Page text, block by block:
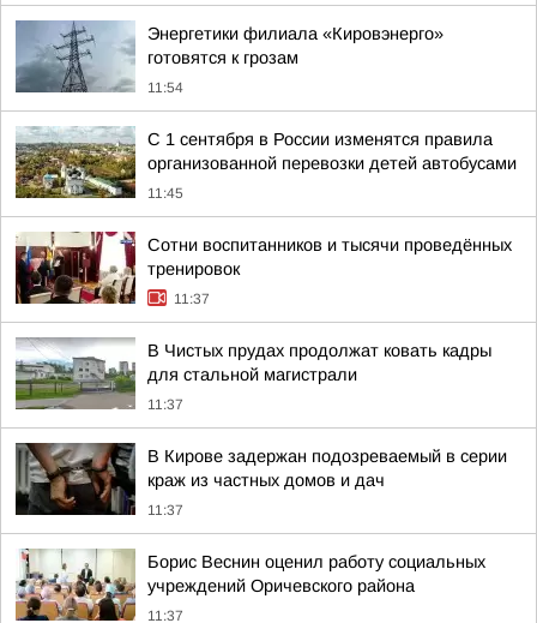
Энергетики филиала «Кировэнерго»
готовятся к грозам
11:54
С 1 сентября в России изменятся правила
организованной перевозки детей автобусами
11:45
Сотни воспитанников и тысячи проведённых
тренировок
11:37
В Чистых прудах продолжат ковать кадры
для стальной магистрали
11:37
В Кирове задержан подозреваемый в серии
краж из частных домов и дач
11:37
Борис Веснин оценил работу социальных
учреждений Оричевского района
11:37